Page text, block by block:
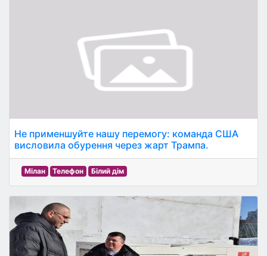
Не применшуйте нашу перемогу: команда США
висловила обурення через жарт Трампа.
Мілан Телефон Білий дім